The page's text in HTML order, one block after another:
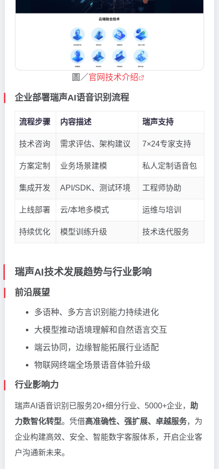
圖／ 官网技术介绍
企业部署瑞声AI语音识别流程
流程步骤 内容描述 瑞声支持
技术咨询 需求评估、架构建议 7×24专家支持
方案定制 业务场景建模 私人定制语音包
集成开发 API/SDK、测试环境 工程师协助
上线部署 云/本地多模式 运维与培训
持续优化 模型训练升级 技术迭代服务
瑞声AI技术发展趋势与行业影响
前沿展望
多语种、多方言识别能力持续进化
大模型推动语境理解和自然语言交互
端云协同，边缘智能拓展行业适配
物联网终端全场景语音体验升级
行业影响力
瑞声AI语音识别已服务20+细分行业、5000+企业， 助
力数智化转型。凭借高准确性、强扩展、卓越服务，为
企业构建高效、安全、智能数字客服体系，开启企业客
户沟通新未来。